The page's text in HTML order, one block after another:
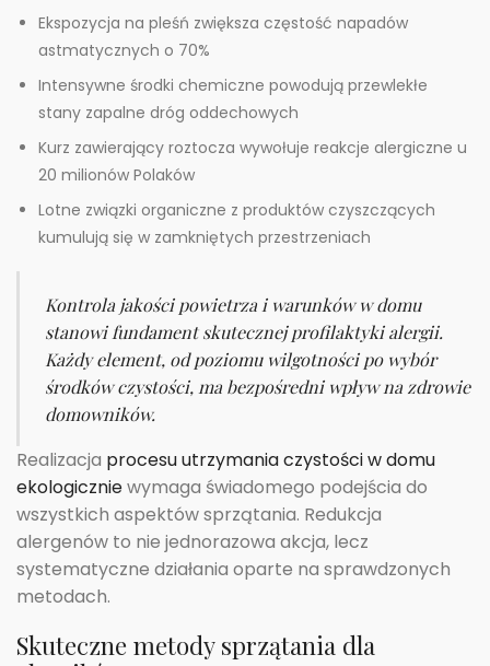
Ekspozycja na pleśń zwiększa częstość napadów
astmatycznych o 70%
Intensywne środki chemiczne powodują przewlekłe
stany zapalne dróg oddechowych
Kurz zawierający roztocza wywołuje reakcje alergiczne u
20 milionów Polaków
Lotne związki organiczne z produktów czyszczących
kumulują się w zamkniętych przestrzeniach
Kontrola jakości powietrza i warunków w domu
stanowi fundament skutecznej profilaktyki alergii.
Każdy element, od poziomu wilgotności po wybór
środków czystości, ma bezpośredni wpływ na zdrowie
domowników.
Realizacja procesu utrzymania czystości w domu
ekologiczniewymaga świadomego podejścia do
wszystkich aspektów sprzątania. Redukcja
alergenów to nie jednorazowa akcja, lecz
systematyczne działania oparte na sprawdzonych
metodach.
Skuteczne metody sprzątania dla